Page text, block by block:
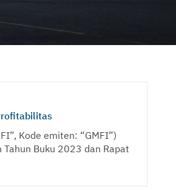
Kode emiten: “GMFI”)
Tahun Buku 2023 dan Rapat